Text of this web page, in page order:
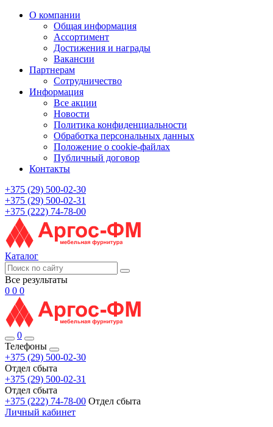
О компании
Общая информация
Ассортимент
Достижения и награды
Вакансии
Партнерам
Сотрудничество
Информация
Все акции
Новости
Политика конфиденциальности
Обработка персональных данных
Положение о cookie-файлах
Публичный договор
Контакты
+375 (29) 500-02-30
+375 (29) 500-02-31
+375 (222) 74-78-00
Каталог
Все результаты
0 0 0
0
Телефоны
+375 (29) 500-02-30
Отдел сбыта
+375 (29) 500-02-31
Отдел сбыта
+375 (222) 74-78-00 Отдел сбыта
Личный кабинет